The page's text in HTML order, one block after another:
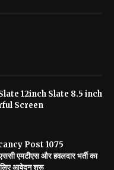
12inch Slate 8.5 inch
Screen
Post 1075
एमटीएस और हवलदार भर्ती का
लिए आवेदन शुरू